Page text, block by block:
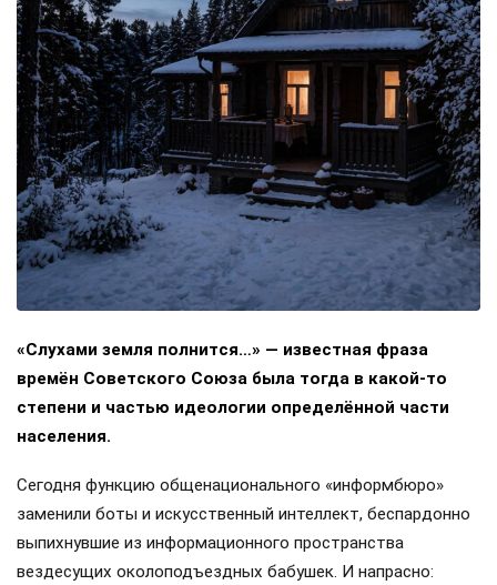
«Слухами земля полнится…» — известная фраза
времён Советского Союза была тогда в какой-то
степени и частью идеологии определённой части
населения.
Сегодня функцию общенационального «информбюро»
заменили боты и искусственный интеллект, беспардонно
выпихнувшие из информационного пространства
вездесущих околоподъездных бабушек. И напрасно: